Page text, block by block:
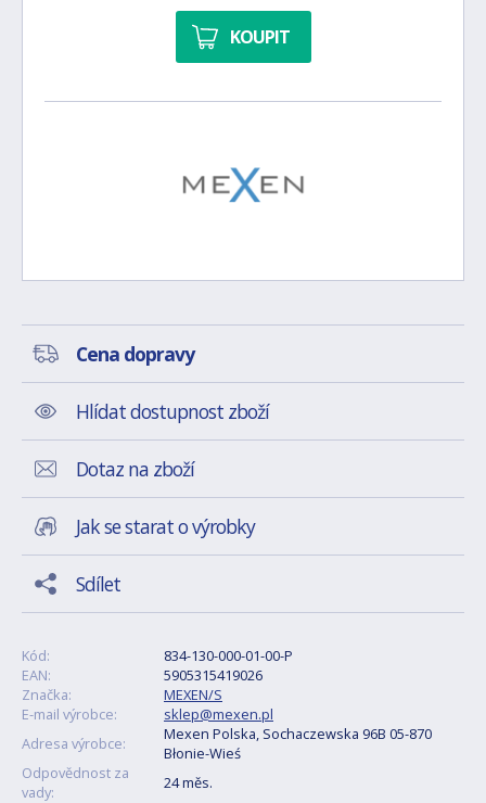
KOUPIT
Cena dopravy
Hlídat dostupnost zboží
Dotaz na zboží
Jak se starat o výrobky
Sdílet
Kód:
834-130-000-01-00-P
EAN:
5905315419026
Značka:
MEXEN/S
E-mail výrobce:
sklep@mexen.pl
Adresa výrobce:
Mexen Polska, Sochaczewska 96B 05-870
Błonie-Wieś
Odpovědnost za
vady:
24 měs.